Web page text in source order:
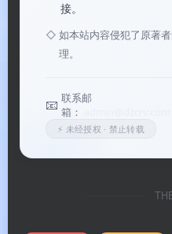
接。
◇ 如本站内容侵犯了原著
理。
📧 联系邮
箱：
⚡ 未经授权 · 禁止转载